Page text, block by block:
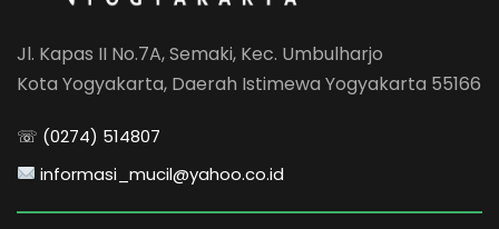
Jl. Kapas II No.7A, Semaki, Kec. Umbulharjo
Kota Yogyakarta, Daerah Istimewa Yogyakarta 55166
☏ (0274) 514807
informasi_mucil@yahoo.co.id